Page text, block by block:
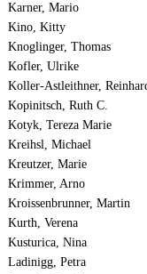
Karner, Mario
Kino, Kitty
Knoglinger, Thomas
Kofler, Ulrike
Koller-Astleithner,
Kopinitsch, Ruth C.
Kotyk, Tereza Marie
Kreihsl, Michael
Kreutzer, Marie
Krimmer, Arno
Kroissenbrunner, Martin
Kurth, Verena
Kusturica, Nina
Ladinigg, Petra